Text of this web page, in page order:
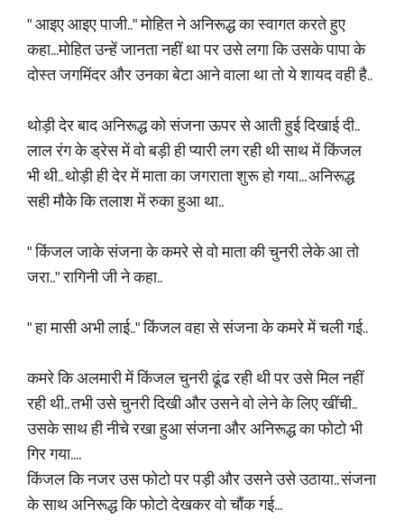
" आइए आइए पाजी.." मोहित ने अनिरूद्ध का स्वागत करते हुए
कहा...मोहित उन्हें जानता नहीं था पर उसे लगा कि उसके पापा के
दोस्त जगमिंदर और उनका बेटा आने वाला था तो ये शायद वही है..
थोड़ी देर बाद अनिरूद्ध को संजना ऊपर से आती हुई दिखाई दी..
लाल रंग के ड्रेस में वो बड़ी ही प्यारी लग रही थी साथ में किंजल
भी थी.. थोड़ी ही देर में माता का जगराता शुरू हो गया... अनिरूद्ध
सही मौके कि तलाश में रुका हुआ था..
" किंजल जाके संजना के कमरे से वो माता की चुनरी लेके आ तो
जरा.." रागिनी जी ने कहा..
" हा मासी अभी लाई.." किंजल वहा से संजना के कमरे में चली गई..
कमरे कि अलमारी में किंजल चुनरी ढूंढ रही थी पर उसे मिल नहीं
रही थी.. तभी उसे चुनरी दिखी और उसने वो लेने के लिए खींची..
उसके साथ ही नीचे रखा हुआ संजना और अनिरूद्ध का फोटो भी
गिर गया....
किंजल कि नजर उस फोटो पर पड़ी और उसने उसे उठाया.. संजना
के साथ अनिरूद्ध कि फोटो देखकर वो चौंक गई...